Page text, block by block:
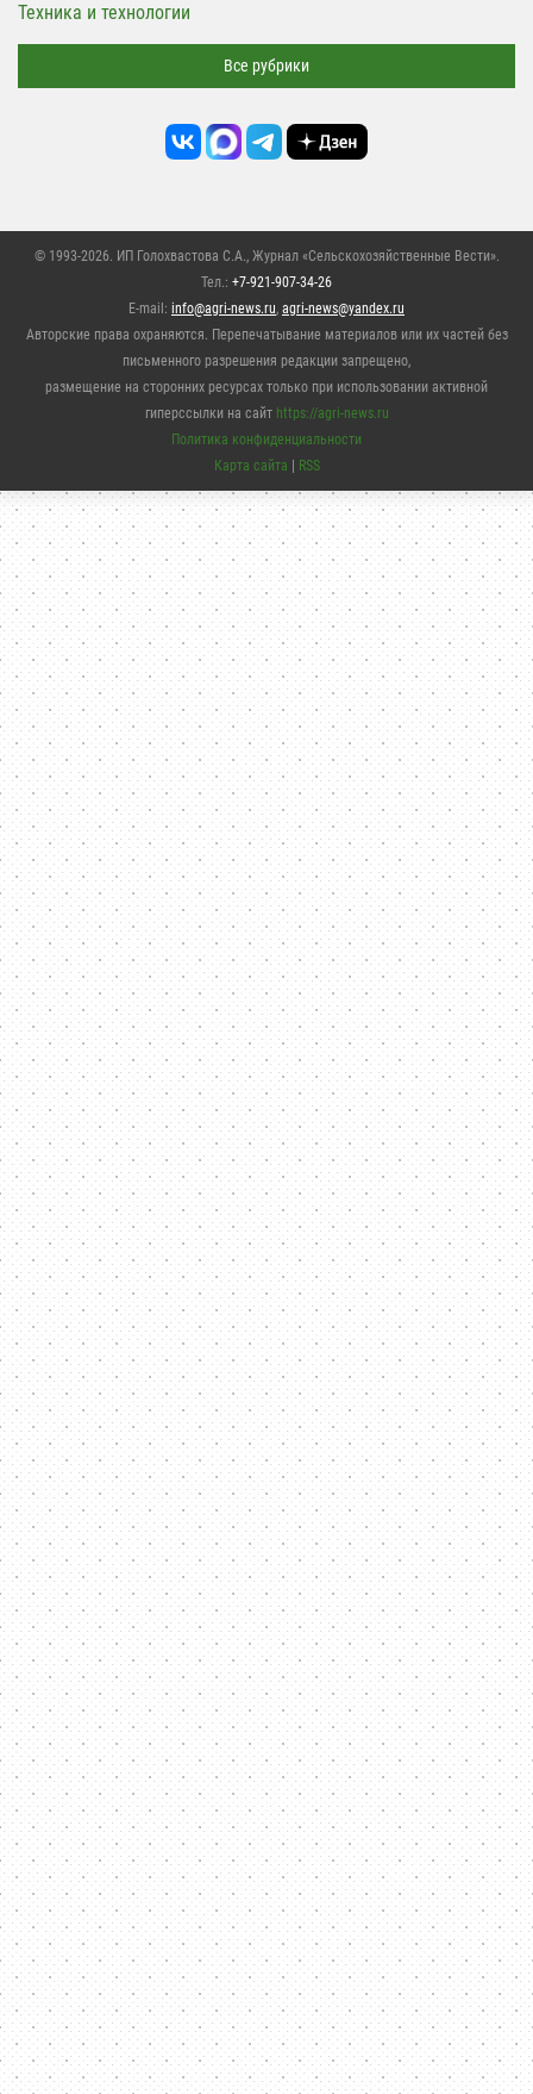
Техника и технологии
Все рубрики
© 1993-2026. ИП Голохвастова С.А., Журнал «Сельскохозяйственные Вести».
Тел.: +7-921-907-34-26
E-mail: info@agri-news.ru, agri-news@yandex.ru
Авторские права охраняются. Перепечатывание материалов или их частей без
письменного разрешения редакции запрещено,
размещение на сторонних ресурсах только при использовании активной
гиперссылки на сайт https://agri-news.ru
Политика конфиденциальности
Карта сайта
RSS